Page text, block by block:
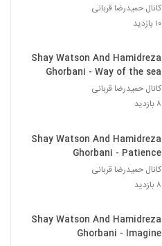
کانال حمیدرضا قربانی
۱۰ بازدید
Shay Watson And Hamidreza
Ghorbani - Way of the sea
کانال حمیدرضا قربانی
۸ بازدید
Shay Watson And Hamidreza
Ghorbani - Patience
کانال حمیدرضا قربانی
۸ بازدید
Shay Watson And Hamidreza
Ghorbani - Imagine